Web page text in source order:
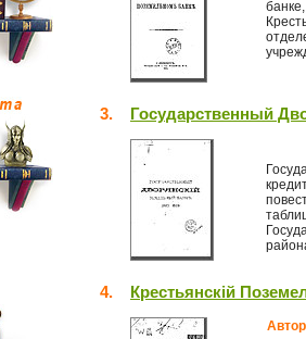
3. Государственный
4. Крестьянскiй